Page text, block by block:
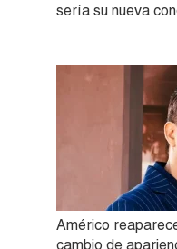
sería su nueva
Américo
cambio de